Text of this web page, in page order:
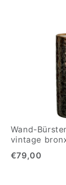
Wand-
vintage
€79,00